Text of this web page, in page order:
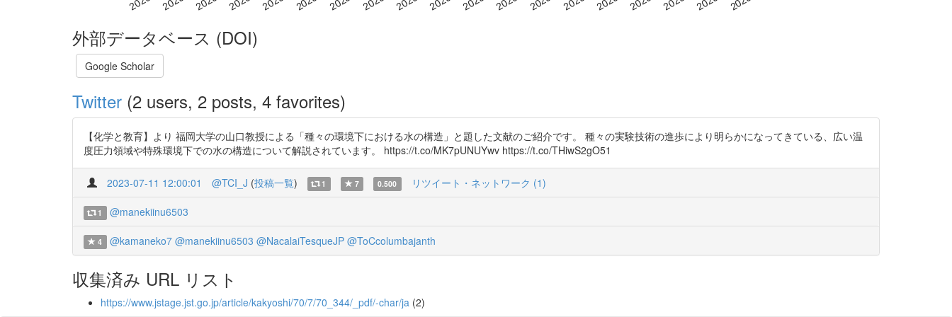
外部データベース (DOI)
Google Scholar
Twitter (2 users, 2 posts, 4 favorites)
【化学と教育】より 福岡大学の山口教授による「種々の環境下における水の構造」と題した文献のご紹介です。 種々の実験技術の進歩により明らかになってきている、広い温
度圧力領域や特殊環境下での水の構造について解説されています。 https://t.co/MK7pUNUYwv https://t.co/THiwS2gO51
2023-07-11 12:00:01 @TCI_J (投稿一覧) 1 7 0.500 リツイート・ネットワーク (1)
1 @manekiinu6503
4 @kamaneko7 @manekiinu6503 @NacalaiTesqueJP @ToCcolumbajanth
収集済み URL リスト
https://www.jstage.jst.go.jp/article/kakyoshi/70/7/70_344/_pdf/-char/ja (2)